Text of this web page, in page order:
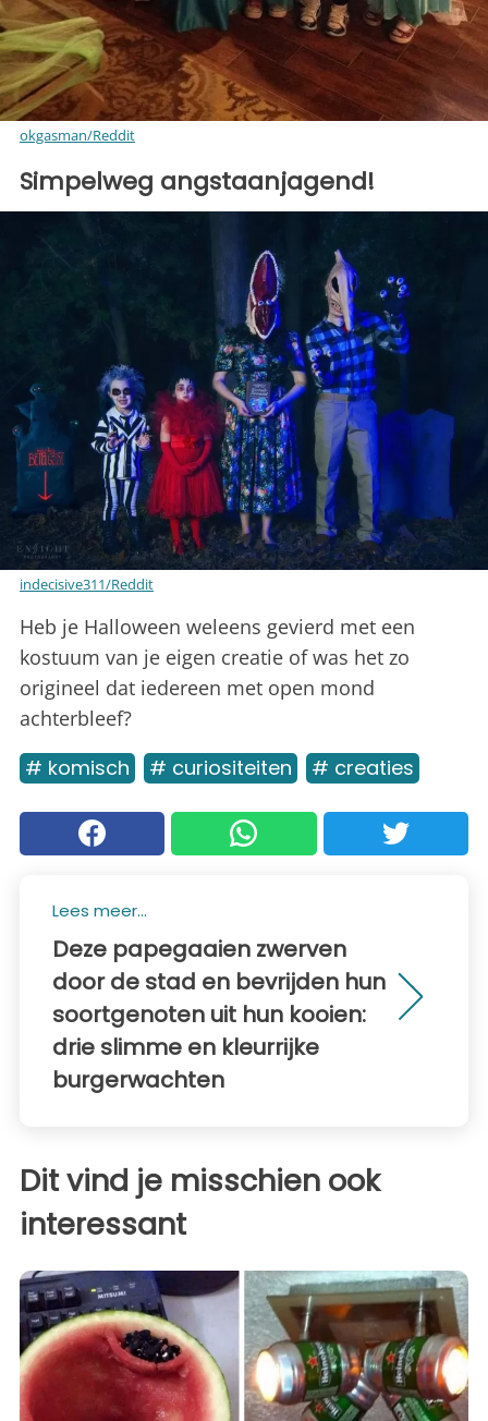
okgasman/Reddit
Simpelweg angstaanjagend!
indecisive311/Reddit
Heb je Halloween weleens gevierd met een
kostuum van je eigen creatie of was het zo
origineel dat iedereen met open mond
achterbleef?
# komisch # curiositeiten # creaties
Lees meer...
Deze papegaaien zwerven
door de stad en bevrijden hun
soortgenoten uit hun kooien:
drie slimme en kleurrijke
burgerwachten
Dit vind je misschien ook
interessant